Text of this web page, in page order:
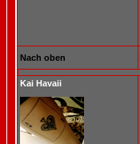
Nach oben
Kai Havaii